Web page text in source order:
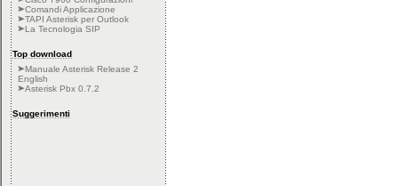
Comandi Applicazione
TAPI Asterisk per Outlook
La Tecnologia SIP
Top download
Manuale Asterisk Release 2
English
Asterisk Pbx 0.7.2
Suggerimenti